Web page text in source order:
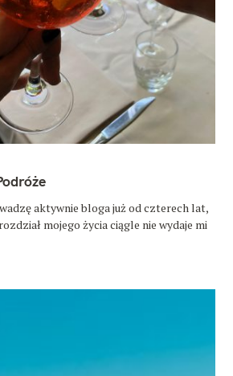
aktywnie bloga już od czterech lat,
mojego życia ciągle nie wydaje mi